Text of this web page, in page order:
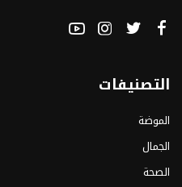
التصنيفات
الموضة
الجمال
الصحة